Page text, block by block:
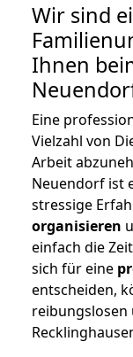
Wir sind
Ihnen
Eine
Vielzahl von
Arbeit
Neuendorf ist
stressige
organisieren
einfach die
sich für eine
entscheiden,
reibungslosen